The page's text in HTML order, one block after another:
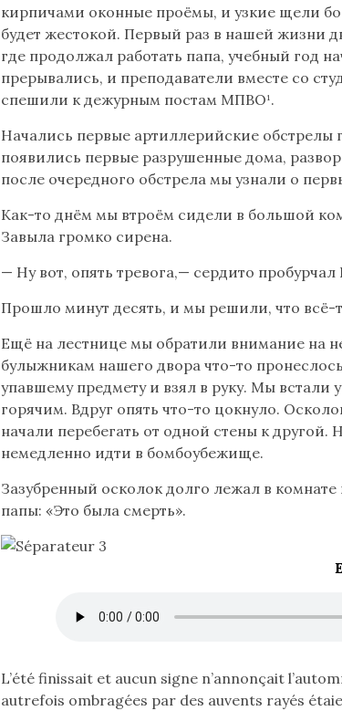
russe
(flèche
bas)
-
disponible
si
votre
ordinateur
reconnaît
les
cyrilliques
кирпичами оконные проёмы, и узкие щели
будет жестокой. Первый раз в нашей жизни
где продолжал работать папа, учебный год
прерывались, и преподаватели вместе со
спешили к дежурным постам МПВО¹.
Начались первые артиллерийские обстрелы
появились первые разрушенные дома,
после очередного обстрела мы узнали о
Как-то днём мы втроём сидели в большой
Завыла громко сирена.
— Ну вот, опять тревога,— сердито
Прошло минут десять, и мы решили, что всё-
Ещё на лестнице мы обратили внимание на
булыжникам нашего двора что-то
упавшему предмету и взял в руку. Мы
горячим. Вдруг опять что-то цокнуло.
начали перебегать от одной стены к
немедленно идти в бомбоубежище.
Зазубренный осколок долго лежал в
папы: «Это была смерть».
Lire
le
L’été finissait et aucun signe n’annonçait
autrefois ombragées par des auvents rayés